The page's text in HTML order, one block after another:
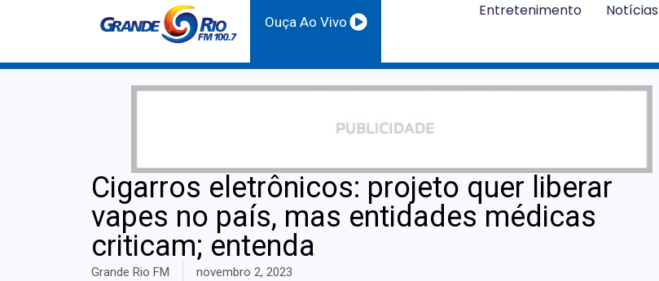
Ouça Ao Vivo
Entretenimento Notícias
Cigarros eletrônicos: projeto quer liberar
vapes no país, mas entidades médicas
criticam; entenda
Grande Rio FM novembro 2, 2023